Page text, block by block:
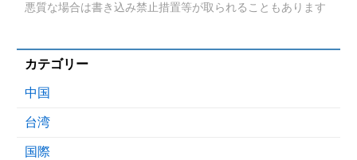
悪質な場合は書き込み禁止措置等が取られることもあります
カテゴリー
中国
台湾
国際